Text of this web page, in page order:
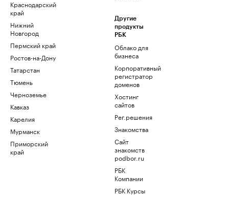
Краснодарский
край
Нижний
Новгород
Пермский край
Ростов-на-Дону
Татарстан
Тюмень
Черноземье
Кавказ
Карелия
Мурманск
Приморский
край
Другие
продукты
РБК
Облако для
бизнеса
Корпоративный
регистратор
доменов
Хостинг
сайтов
Рег.решения
Знакомства
Сайт
знакомств
podbor.ru
РБК
Компании
РБК Курсы